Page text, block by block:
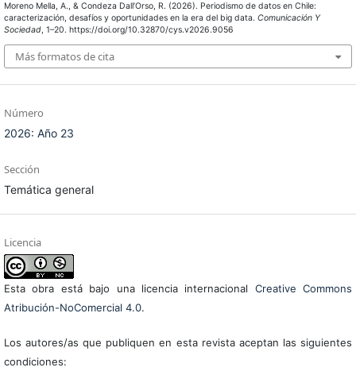
Moreno Mella, A., & Condeza Dall’Orso, R. (2026). Periodismo de datos en Chile:
caracterización, desafíos y oportunidades en la era del big data. Comunicación Y
Sociedad, 1–20. https://doi.org/10.32870/cys.v2026.9056
Más formatos de cita
Número
2026: Año 23
Sección
Temática general
Licencia
Esta obra está bajo una licencia internacional Creative Commons
Atribución-NoComercial 4.0.
Los autores/as que publiquen en esta revista aceptan las siguientes
condiciones: